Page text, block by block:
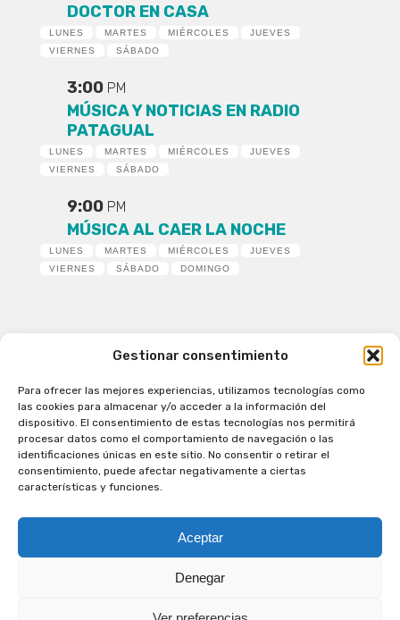
Gestionar consentimiento
Para ofrecer las mejores experiencias, utilizamos tecnologías como
las cookies para almacenar y/o acceder a la información del
dispositivo. El consentimiento de estas tecnologías nos permitirá
procesar datos como el comportamiento de navegación o las
identificaciones únicas en este sitio. No consentir o retirar el
consentimiento, puede afectar negativamente a ciertas
características y funciones.
Aceptar
Denegar
DOCTOR EN CASA
LUNES MARTES MIÉRCOLES
JUEVES
VIERNES
SÁBADO
3:00 PM
MÚSICA Y NOTICIAS EN RADIO
PATAGUAL
LUNES MARTES MIÉRCOLES
JUEVES
VIERNES
SÁBADO
9:00 PM
MÚSICA AL CAER LA NOCHE
LUNES MARTES MIÉRCOLES
JUEVES
VIERNES
SÁBADO DOMINGO
Patagual Radio Digital 2026 - Todos los derechos
reservados
la Radio de Verdad
Cobertura
Programación
Síguenos en nuestras Redes Sociales